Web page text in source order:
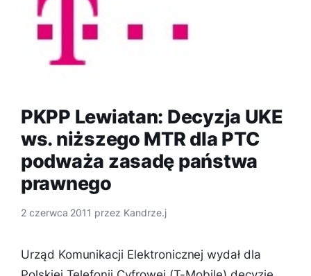
PKPP Lewiatan: Decyzja UKE
ws. niższego MTR dla PTC
podważa zasadę państwa
prawnego
2 czerwca 2011 przez Kandrze.j
Urząd Komunikacji Elektronicznej wydał dla